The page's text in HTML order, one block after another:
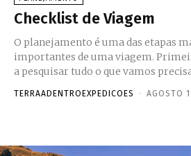
Checklist de Viagem
O planejamento é uma das etapas
importantes de uma viagem.
a pesquisar tudo o que vamos
TERRAADENTROEXPEDICOES - AGOSTO